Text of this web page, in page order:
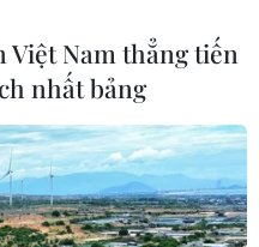
Việt Nam thẳng tiến
nhất bảng